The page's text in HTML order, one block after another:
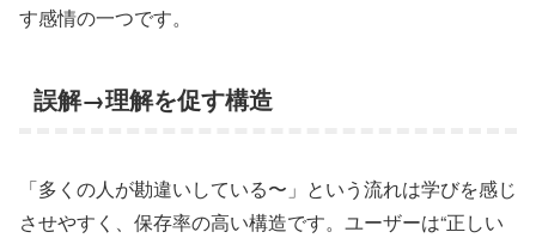
す感情の一つです。
誤解→理解を促す構造
「多くの人が勘違いしている〜」という流れは学びを感じ
させやすく、保存率の高い構造です。ユーザーは“正しい